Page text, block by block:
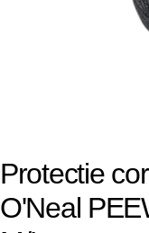
Protectie
O'Neal